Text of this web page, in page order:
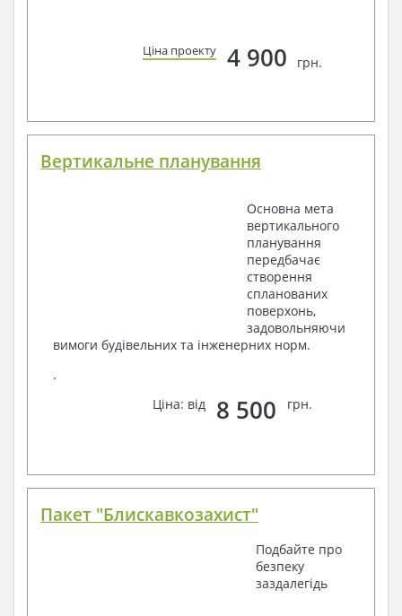
Ціна проекту 4 900 грн.
Вертикальне планування
Основна мета
вертикального
планування
передбачає
створення
спланованих
поверхонь,
задовольняючи
вимоги будівельних та інженерних норм.
.
Ціна: від
8 500 грн.
Пакет "Блискавкозахист"
Подбайте про
безпеку
заздалегідь